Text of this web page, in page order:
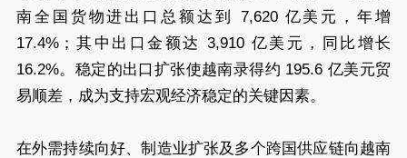
南全国货物进出口总额达到 7,620 亿美元，年增
17.4%；其中出口金额达 3,910 亿美元，同比增长
16.2%。稳定的出口扩张使越南录得约 195.6 亿美元贸
易顺差，成为支持宏观经济稳定的关键因素。
在外需持续向好、制造业扩张及多个跨国供应链向越南